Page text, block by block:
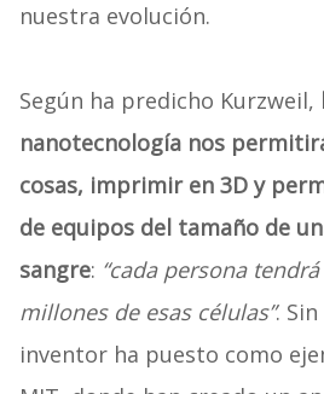
nuestra evolución.
Según ha predicho Kurzweil,
nanotecnología nos
cosas, imprimir en 3D y
de equipos del tamaño de
sangre: “cada persona
millones de esas células”.
inventor ha puesto como